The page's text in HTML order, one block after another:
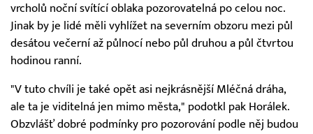
vrcholů noční svítící oblaka pozorovatelná po celou noc.
Jinak by je lidé měli vyhlížet na severním obzoru mezi půl
desátou večerní až půlnocí nebo půl druhou a půl čtvrtou
hodinou ranní.
"V tuto chvíli je také opět asi nejkrásnější Mléčná dráha,
ale ta je viditelná jen mimo města," podotkl pak Horálek.
Obzvlášť dobré podmínky pro pozorování podle něj budou